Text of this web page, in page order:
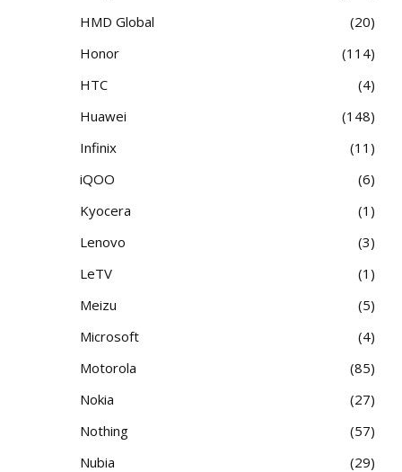
HMD Global
20
Honor
114
HTC
4
Huawei
148
Infinix
11
iQOO
6
Kyocera
1
Lenovo
3
LeTV
1
Meizu
5
Microsoft
4
Motorola
85
Nokia
27
Nothing
57
Nubia
29